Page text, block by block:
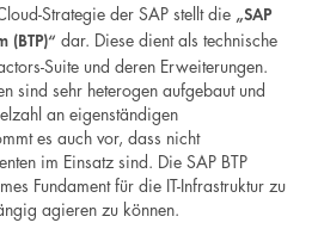
Strategie der SAP stellt die „SAP
(BTP)“ dar. Diese dient als technische
Suite und deren Erweiterungen.
sind sehr heterogen aufgebaut und
an eigenständigen
es auch vor, dass nicht
im Einsatz sind. Die SAP BTP
Fundament für die IT-Infrastruktur zu
agieren zu können.